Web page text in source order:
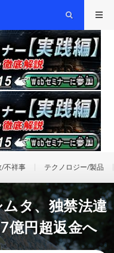
/不祥事 テクノロジー/製品
タ、独禁法違
億円超返金へ